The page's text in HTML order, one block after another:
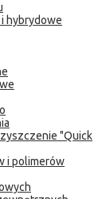
hybrydowe
"Quick
i polimerów